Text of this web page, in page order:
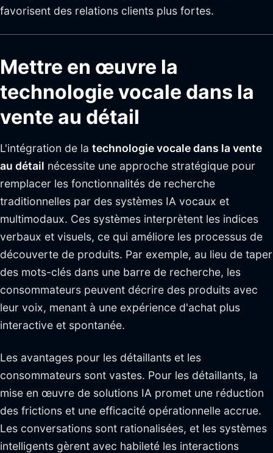
favorisent des relations clients plus fortes.
Mettre en œuvre la
technologie vocale dans la
vente au détail
L'intégration de la technologie vocale dans la vente
au détail nécessite une approche stratégique pour
remplacer les fonctionnalités de recherche
traditionnelles par des systèmes IA vocaux et
multimodaux. Ces systèmes interprètent les indices
verbaux et visuels, ce qui améliore les processus de
découverte de produits. Par exemple, au lieu de taper
des mots-clés dans une barre de recherche, les
consommateurs peuvent décrire des produits avec
leur voix, menant à une expérience d'achat plus
interactive et spontanée.
Les avantages pour les détaillants et les
consommateurs sont vastes. Pour les détaillants, la
mise en œuvre de solutions IA promet une réduction
des frictions et une efficacité opérationnelle accrue.
Les conversations sont rationalisées, et les systèmes
intelligents gèrent avec habileté les interactions